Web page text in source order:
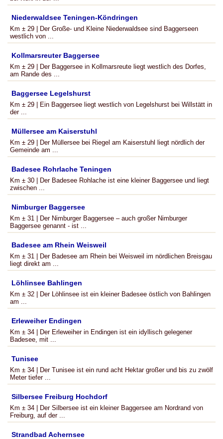
Niederwaldsee Teningen-Köndringen
Km ± 29 | Der Große- und Kleine Niederwaldsee sind Baggerseen
westlich von ...
Kollmarsreuter Baggersee
Km ± 29 | Der Baggersee in Kollmarsreute liegt westlich des Dorfes,
am Rande des ...
Baggersee Legelshurst
Km ± 29 | Ein Baggersee liegt westlich von Legelshurst bei Willstätt in
der ...
Müllersee am Kaiserstuhl
Km ± 29 | Der Müllersee bei Riegel am Kaiserstuhl liegt nördlich der
Gemeinde am ...
Badesee Rohrlache Teningen
Km ± 30 | Der Badesee Rohlache ist eine kleiner Baggersee und liegt
zwischen ...
Nimburger Baggersee
Km ± 31 | Der Nimburger Baggersee – auch großer Nimburger
Baggersee genannt - ist ...
Badesee am Rhein Weisweil
Km ± 31 | Der Badesee am Rhein bei Weisweil im nördlichen Breisgau
liegt direkt am ...
Löhlinsee Bahlingen
Km ± 32 | Der Löhlinsee ist ein kleiner Badesee östlich von Bahlingen
am ...
Erleweiher Endingen
Km ± 34 | Der Erleweiher in Endingen ist ein idyllisch gelegener
Badesee, mit ...
Tunisee
Km ± 34 | Der Tunisee ist ein rund acht Hektar großer und bis zu zwölf
Meter tiefer ...
Silbersee Freiburg Hochdorf
Km ± 34 | Der Silbersee ist ein kleiner Baggersee am Nordrand von
Freiburg, auf der ...
Strandbad Achernsee